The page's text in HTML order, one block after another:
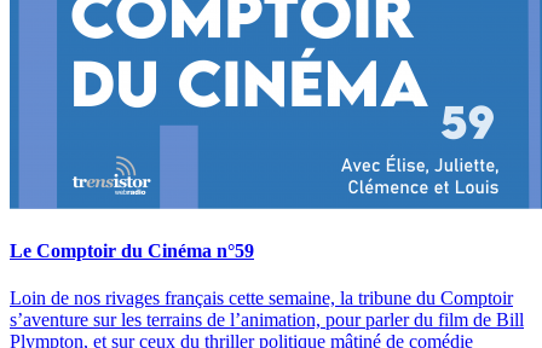
Le Comptoir du Cinéma n°59
Loin de nos rivages français cette semaine, la tribune du Comptoir
s’aventure sur les terrains de l’animation, pour parler du film de Bill
Plympton, et sur ceux du thriller politique mâtiné de comédie